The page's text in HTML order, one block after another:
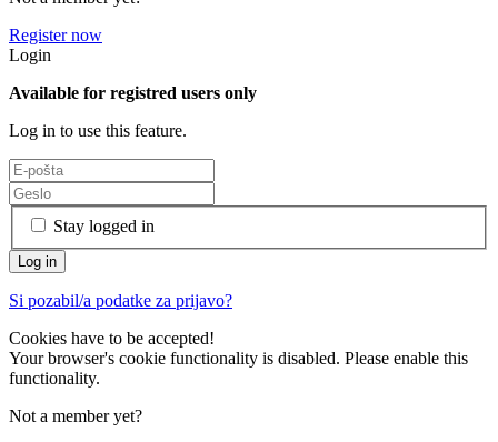
Register now
Login
Available for registred users only
Log in to use this feature.
Stay logged in
Si pozabil/a podatke za prijavo?
Cookies have to be accepted!
Your browser's cookie functionality is disabled. Please enable this
functionality.
Not a member yet?